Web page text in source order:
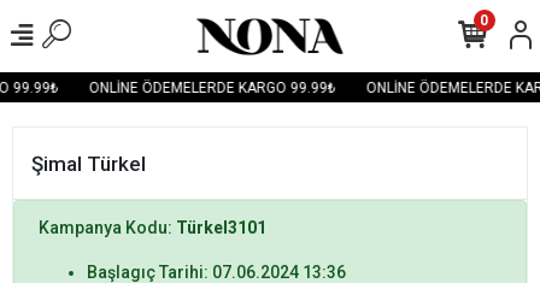
99.99₺ ONLİNE ÖDEMELERDE KARGO 99.99₺ ONLİNE ÖDEMELERDE
0
Şimal Türkel
Kampanya Kodu: Türkel3101
Başlagıç Tarihi: 07.06.2024 13:36